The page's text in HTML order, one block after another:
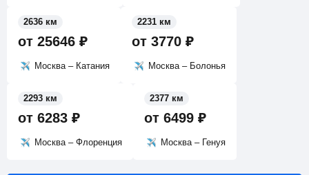
от 25646 ₽
Москва – Катания
2636 км
от 3770 ₽
Москва – Болонья
2231 км
от 6283 ₽
Москва – Флоренция
2293 км
от 6499 ₽
Москва – Генуя
2377 км